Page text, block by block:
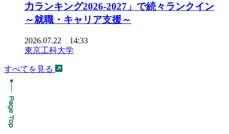
力ランキング2026-2027」で続々ランクイン
～就職・キャリア支援～
2026.07.22 14:33
東京工科大学
すべてを見る